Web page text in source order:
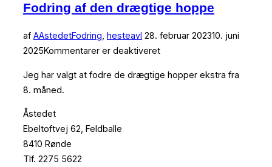
Fodring af den drægtige hoppe
af AAstedetFodring hesteavl Udgivet
d.
28. februar 202310. juni
2025Kommentarer er deaktiveret
Jeg har valgt at fodre de drægtige hopper ekstra fra
8. måned.
Åstedet
Ebeltoftvej 62, Feldballe
8410 Rønde
Tlf. 2275 5622